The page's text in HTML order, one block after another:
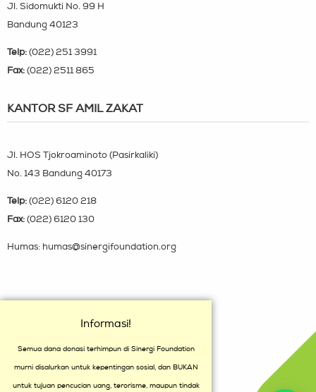
Jl. Sidomukti No. 99 H
Bandung 40123
Telp: (022) 251 3991
Fax: (022) 2511 865
KANTOR SF AMIL ZAKAT
Jl. HOS Tjokroaminoto (Pasirkaliki)
No. 143 Bandung 40173
Telp: (022) 6120 218
Fax: (022) 6120 130
Humas: humas@sinergifoundation.org
Informasi!
Semua dana donasi terhimpun di Sinergi Foundation
murni disalurkan untuk kepentingan sosial, dan BUKAN
untuk tujuan pencucian uang, terorisme, maupun tindak